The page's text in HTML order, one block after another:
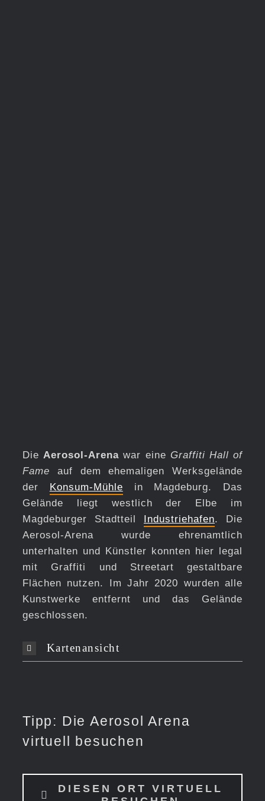
DieAerosol-Arena war eine Graffiti Hall of
Fame auf dem ehemaligen Werksgelände
der Konsum-Mühle in Magdeburg. Das
Gelände liegt westlich der Elbe im
Magdeburger Stadtteil Industriehafen. Die
Aerosol-Arena wurde ehrenamtlich
unterhalten und Künstler konnten hier legal
mit Graffiti und Streetart gestaltbare
Flächen nutzen. Im Jahr 2020 wurden alle
Kunstwerke entfernt und das Gelände
geschlossen.
Kartenansicht
Tipp: Die Aerosol Arena
virtuell besuchen
DIESEN ORT VIRTUELL